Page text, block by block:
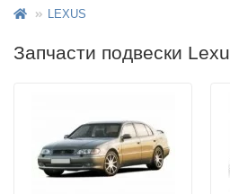
LEXUS
Запчасти подвески